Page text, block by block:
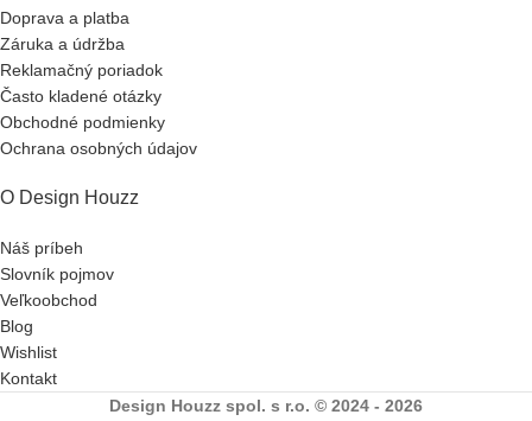
Doprava a platba
Záruka a údržba
Reklamačný poriadok
Často kladené otázky
Obchodné podmienky
Ochrana osobných údajov
O Design Houzz
Náš príbeh
Slovník pojmov
Veľkoobchod
Blog
Wishlist
Kontakt
Design Houzz spol. s r.o. © 2024 - 2026